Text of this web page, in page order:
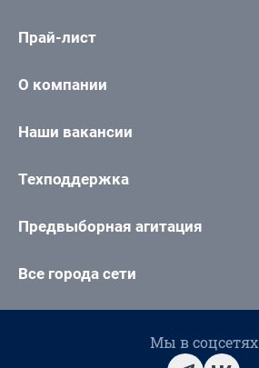
Прай-лист
О компании
Наши вакансии
Техподдержка
Предвыборная агитация
Все города сети
Мы в соцсетях